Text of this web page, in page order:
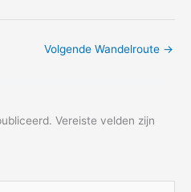
Volgende Wandelroute →
Vereiste velden zijn